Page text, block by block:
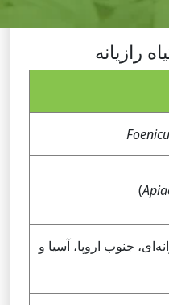
رازیانه
)
جنوب اروپا، آسیا و